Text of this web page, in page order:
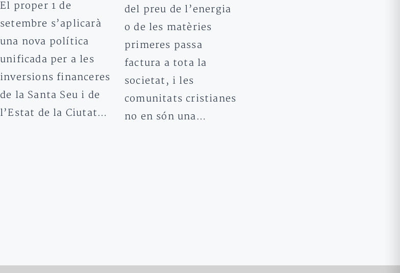
El proper 1 de
setembre s’aplicarà
una nova política
unificada per a les
inversions financeres
de la Santa Seu i de
l’Estat de la Ciutat…
del preu de l’energia
o de les matèries
primeres passa
factura a tota la
societat, i les
comunitats cristianes
no en són una…